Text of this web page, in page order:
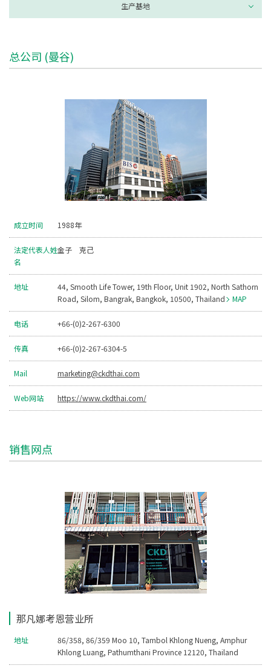
生产基地
总公司 (曼谷)
成立时间 1988年
法定代表人姓
名
金子 克己
地址
44, Smooth Life Tower, 19th Floor, Unit 1902, North Sathorn
Road, Silom, Bangrak, Bangkok, 10500, Thailand
MAP
电话 +66-(0)2-267-6300
传真 +66-(0)2-267-6304-5
Mail marketing@ckdthai.com
Web网站 https://www.ckdthai.com/
销售网点
那凡娜考恩营业所
地址
86/358, 86/359 Moo 10, Tambol Khlong Nueng, Amphur
Khlong Luang, Pathumthani Province 12120, Thailand